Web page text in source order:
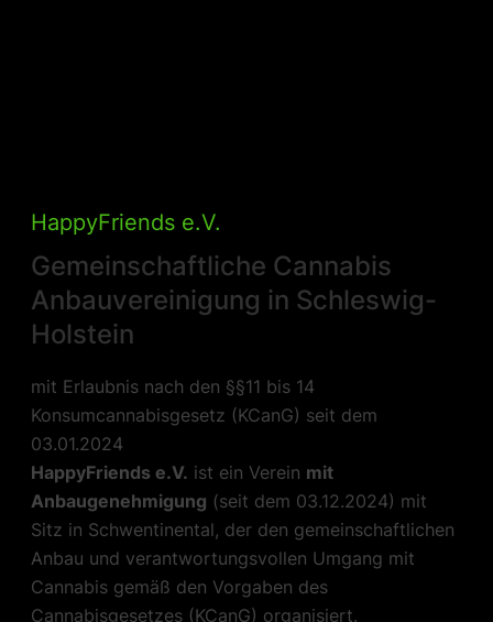
HappyFriends e.V.
Gemeinschaftliche Cannabis
Anbauvereinigung in Schleswig-
Holstein
mit Erlaubnis nach den §§11 bis 14
Konsumcannabisgesetz (KCanG) seit dem
03.01.2024
HappyFriends e.V. ist ein Verein mit
Anbaugenehmigung (seit dem 03.12.2024) mit
Sitz in Schwentinental, der den gemeinschaftlichen
Anbau und verantwortungsvollen Umgang mit
Cannabis gemäß den Vorgaben des
Cannabisgesetzes (KCanG) organisiert.